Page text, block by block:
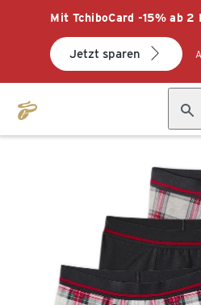
Mit TchiboCard -15% ab
Jetzt sparen